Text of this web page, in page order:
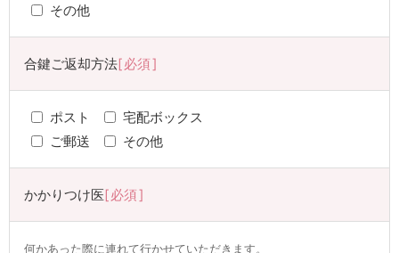
その他
合鍵ご返却方法 必須
ポスト
宅配ボックス
ご郵送
その他
かかりつけ医 必須
何かあった際に連れて行かせていただきます。